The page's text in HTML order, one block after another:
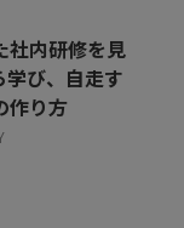
社内研修を見
学び、自走す
作り方